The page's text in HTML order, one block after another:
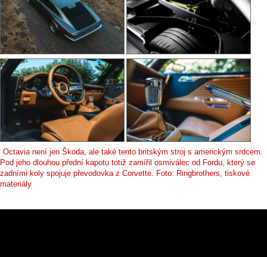
Octavia není jen Škoda, ale také tento britským stroj s americkým srdcem.
Pod jeho dlouhou přední kapotu totiž zamířil osmiválec od Fordu, který se
zadními koly spojuje převodovka z Corvette. Foto: Ringbrothers, tiskové
materiály